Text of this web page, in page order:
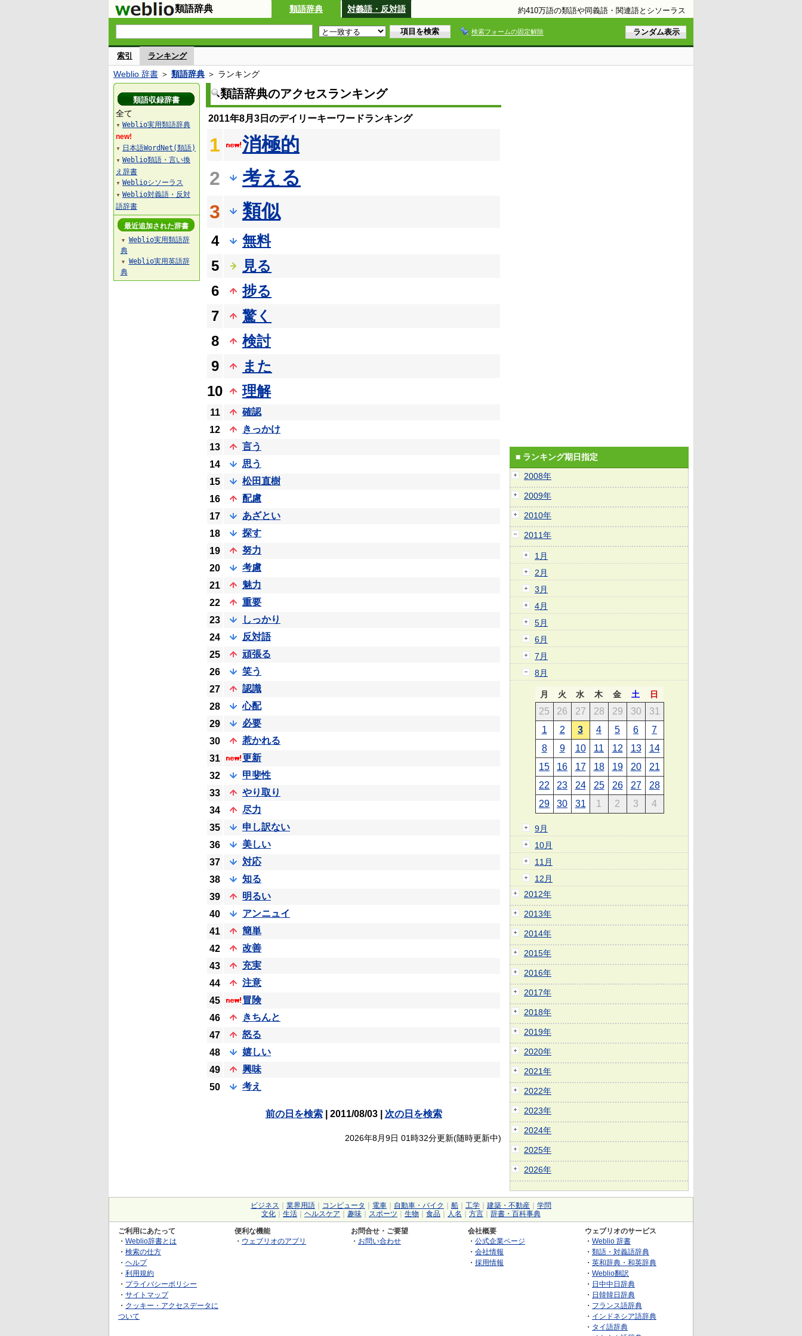
類語辞典 類語辞典 対義語・反対語 約410万語の類語や同義語・関連語とシソーラス
検索フォームの固定解除
索引 ランキング
Weblio 辞書 ＞ 類語辞典 ＞ ランキング
類語辞典のアクセスランキング
2011年8月3日のデイリーキーワードランキング
1
消極的
2
考える
3
類似
4
無料
5
見る
6
捗る
7
驚く
8
検討
9
また
10
理解
11
確認
12
きっかけ
13
言う
14
思う
15
松田直樹
16
配慮
17
あざとい
18
探す
19
努力
20
考慮
21
魅力
22
重要
23
しっかり
24
反対語
25
頑張る
26
笑う
27
認識
28
心配
29
必要
30
惹かれる
31
更新
32
甲斐性
33
やり取り
34
尽力
35
申し訳ない
36
美しい
37
対応
38
知る
39
明るい
40
アンニュイ
41
簡単
42
改善
43
充実
44
注意
45
冒険
46
きちんと
47
怒る
48
嬉しい
49
興味
50
考え
前の日を検索| 2011/08/03 | 次の日を検索
2026年8月9日 01時32分更新(随時更新中)
類語収録辞書
全て
▼ Weblio実用類語辞典
new!
▼ 日本語WordNet(類語)
▼ Weblio類語・言い換
え辞書
▼ Weblioシソーラス
▼ Weblio対義語・反対
語辞書
最近追加された辞書
▼
Weblio実用類語辞
典
▼
Weblio実用英語辞
典
■ ランキング期日指定
2008年
2009年
2010年
2011年
1月
2月
3月
4月
5月
6月
7月
8月
月 火 水 木 金 土 日
25 26 27 28 29 30
31
1
2 3 4 5 6
7
8
9 10 11 12 13
14
15
16 17 18 19 20
21
22
23 24 25 26 27
28
29
30 31 1 2 3 4
9月
10月
11月
12月
2012年
2013年
2014年
2015年
2016年
2017年
2018年
2019年
2020年
2021年
2022年
2023年
2024年
2025年
2026年
ビジネス 業界用語 コンピュータ 電車 自動車・バイク 船 工学 建築・不動産
学問
文化
生活 ヘルスケア 趣味 スポーツ 生物 食品 人名 方言 辞書・百科事典
ご利用にあたって
・ Weblio辞書とは
・ 検索の仕方
・ ヘルプ
・ 利用規約
・ プライバシーポリシー
・ サイトマップ
・ クッキー・アクセスデータに
ついて
便利な機能
・ ウェブリオのアプリ
お問合せ・ご要望
・ お問い合わせ
会社概要
・ 公式企業ページ
・ 会社情報
・ 採用情報
ウェブリオのサービス
・ Weblio 辞書
・ 類語・対義語辞典
・ 英和辞典・和英辞典
・ Weblio翻訳
・ 日中中日辞典
・ 日韓韓日辞典
・ フランス語辞典
・ インドネシア語辞典
・ タイ語辞典